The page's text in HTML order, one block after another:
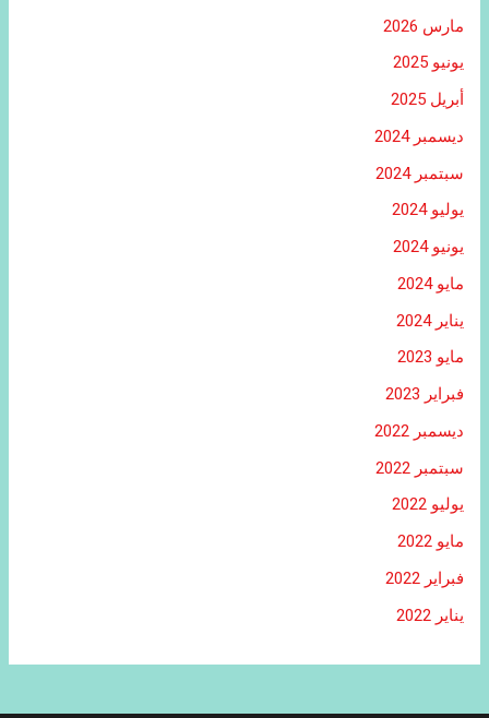
مارس 2026
يونيو 2025
أبريل 2025
ديسمبر 2024
سبتمبر 2024
يوليو 2024
يونيو 2024
مايو 2024
يناير 2024
مايو 2023
فبراير 2023
ديسمبر 2022
سبتمبر 2022
يوليو 2022
مايو 2022
فبراير 2022
يناير 2022